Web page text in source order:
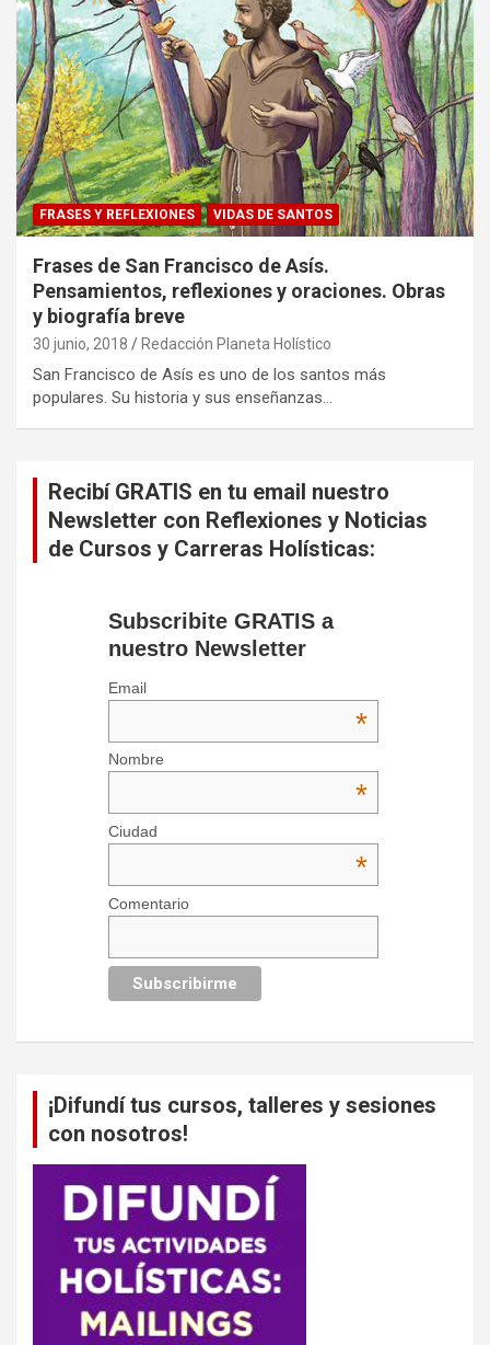
FRASES Y REFLEXIONES VIDAS DE SANTOS
Frases de San Francisco de Asís.
Pensamientos, reflexiones y oraciones. Obras
y biografía breve
30 junio, 2018 Redacción Planeta Holístico
San Francisco de Asís es uno de los santos más
populares. Su historia y sus enseñanzas…
Recibí GRATIS en tu email nuestro
Newsletter con Reflexiones y Noticias
de Cursos y Carreras Holísticas:
Subscribite GRATIS a
nuestro Newsletter
Email
*
Nombre
*
Ciudad
*
Comentario
¡Difundí tus cursos, talleres y sesiones
con nosotros!